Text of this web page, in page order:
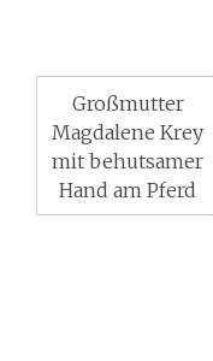
Großmutter
Magdalene Krey
mit behutsamer
Hand am Pferd